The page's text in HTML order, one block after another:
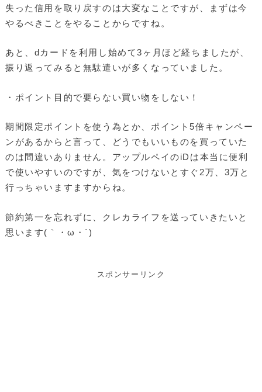
失った信用を取り戻すのは大変なことですが、まずは今
やるべきことをやることからですね。
あと、dカードを利用し始めて3ヶ月ほど経ちましたが、
振り返ってみると無駄遣いが多くなっていました。
・ポイント目的で要らない買い物をしない！
期間限定ポイントを使う為とか、ポイント5倍キャンペー
ンがあるからと言って、どうでもいいものを買っていた
のは間違いありません。アップルペイのiDは本当に便利
で使いやすいのですが、気をつけないとすぐ2万、3万と
行っちゃいますますからね。
節約第一を忘れずに、クレカライフを送っていきたいと
思います(｀・ω・´)ゞ
スポンサーリンク